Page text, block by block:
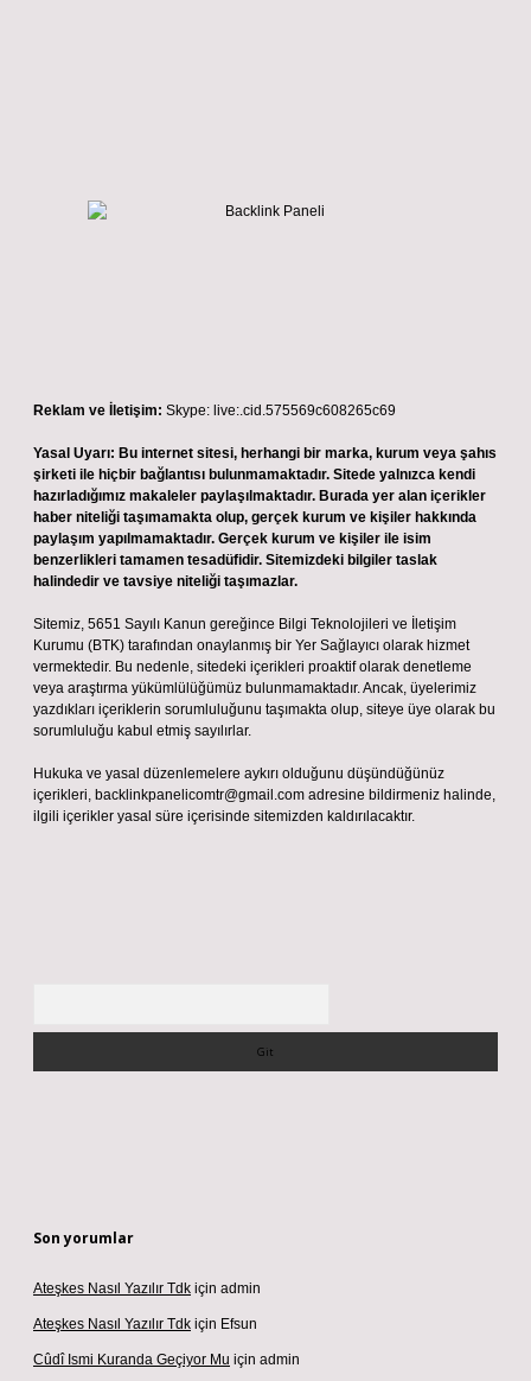
Reklam ve İletişim: Skype: live:.cid.575569c608265c69
Yasal Uyarı: Bu internet sitesi, herhangi bir marka, kurum veya şahıs
şirketi ile hiçbir bağlantısı bulunmamaktadır. Sitede yalnızca kendi
hazırladığımız makaleler paylaşılmaktadır. Burada yer alan içerikler
haber niteliği taşımamakta olup, gerçek kurum ve kişiler hakkında
paylaşım yapılmamaktadır. Gerçek kurum ve kişiler ile isim
benzerlikleri tamamen tesadüfidir. Sitemizdeki bilgiler taslak
halindedir ve tavsiye niteliği taşımazlar.
Sitemiz, 5651 Sayılı Kanun gereğince Bilgi Teknolojileri ve İletişim
Kurumu (BTK) tarafından onaylanmış bir Yer Sağlayıcı olarak hizmet
vermektedir. Bu nedenle, sitedeki içerikleri proaktif olarak denetleme
veya araştırma yükümlülüğümüz bulunmamaktadır. Ancak, üyelerimiz
yazdıkları içeriklerin sorumluluğunu taşımakta olup, siteye üye olarak bu
sorumluluğu kabul etmiş sayılırlar.
Hukuka ve yasal düzenlemelere aykırı olduğunu düşündüğünüz
içerikleri, backlinkpanelicomtr@gmail.com adresine bildirmeniz halinde,
ilgili içerikler yasal süre içerisinde sitemizden kaldırılacaktır.
Son yorumlar
Ateşkes Nasıl Yazılır Tdk için admin
Ateşkes Nasıl Yazılır Tdk için Efsun
Cûdî Ismi Kuranda Geçiyor Mu için admin